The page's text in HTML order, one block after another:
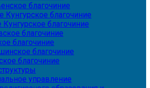
благочиние
Кунгурское благочиние
Кунгурское благочиние
благочиние
благочиние
благочиние
благочиние
управление